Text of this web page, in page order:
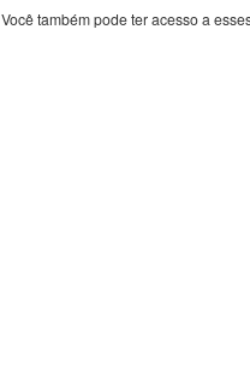
Você também pode ter acesso a